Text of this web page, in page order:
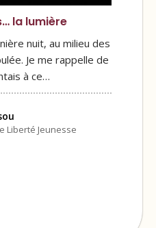
la lumière
nuit, au milieu des
Je me rappelle de
à ce…
Liberté Jeunesse